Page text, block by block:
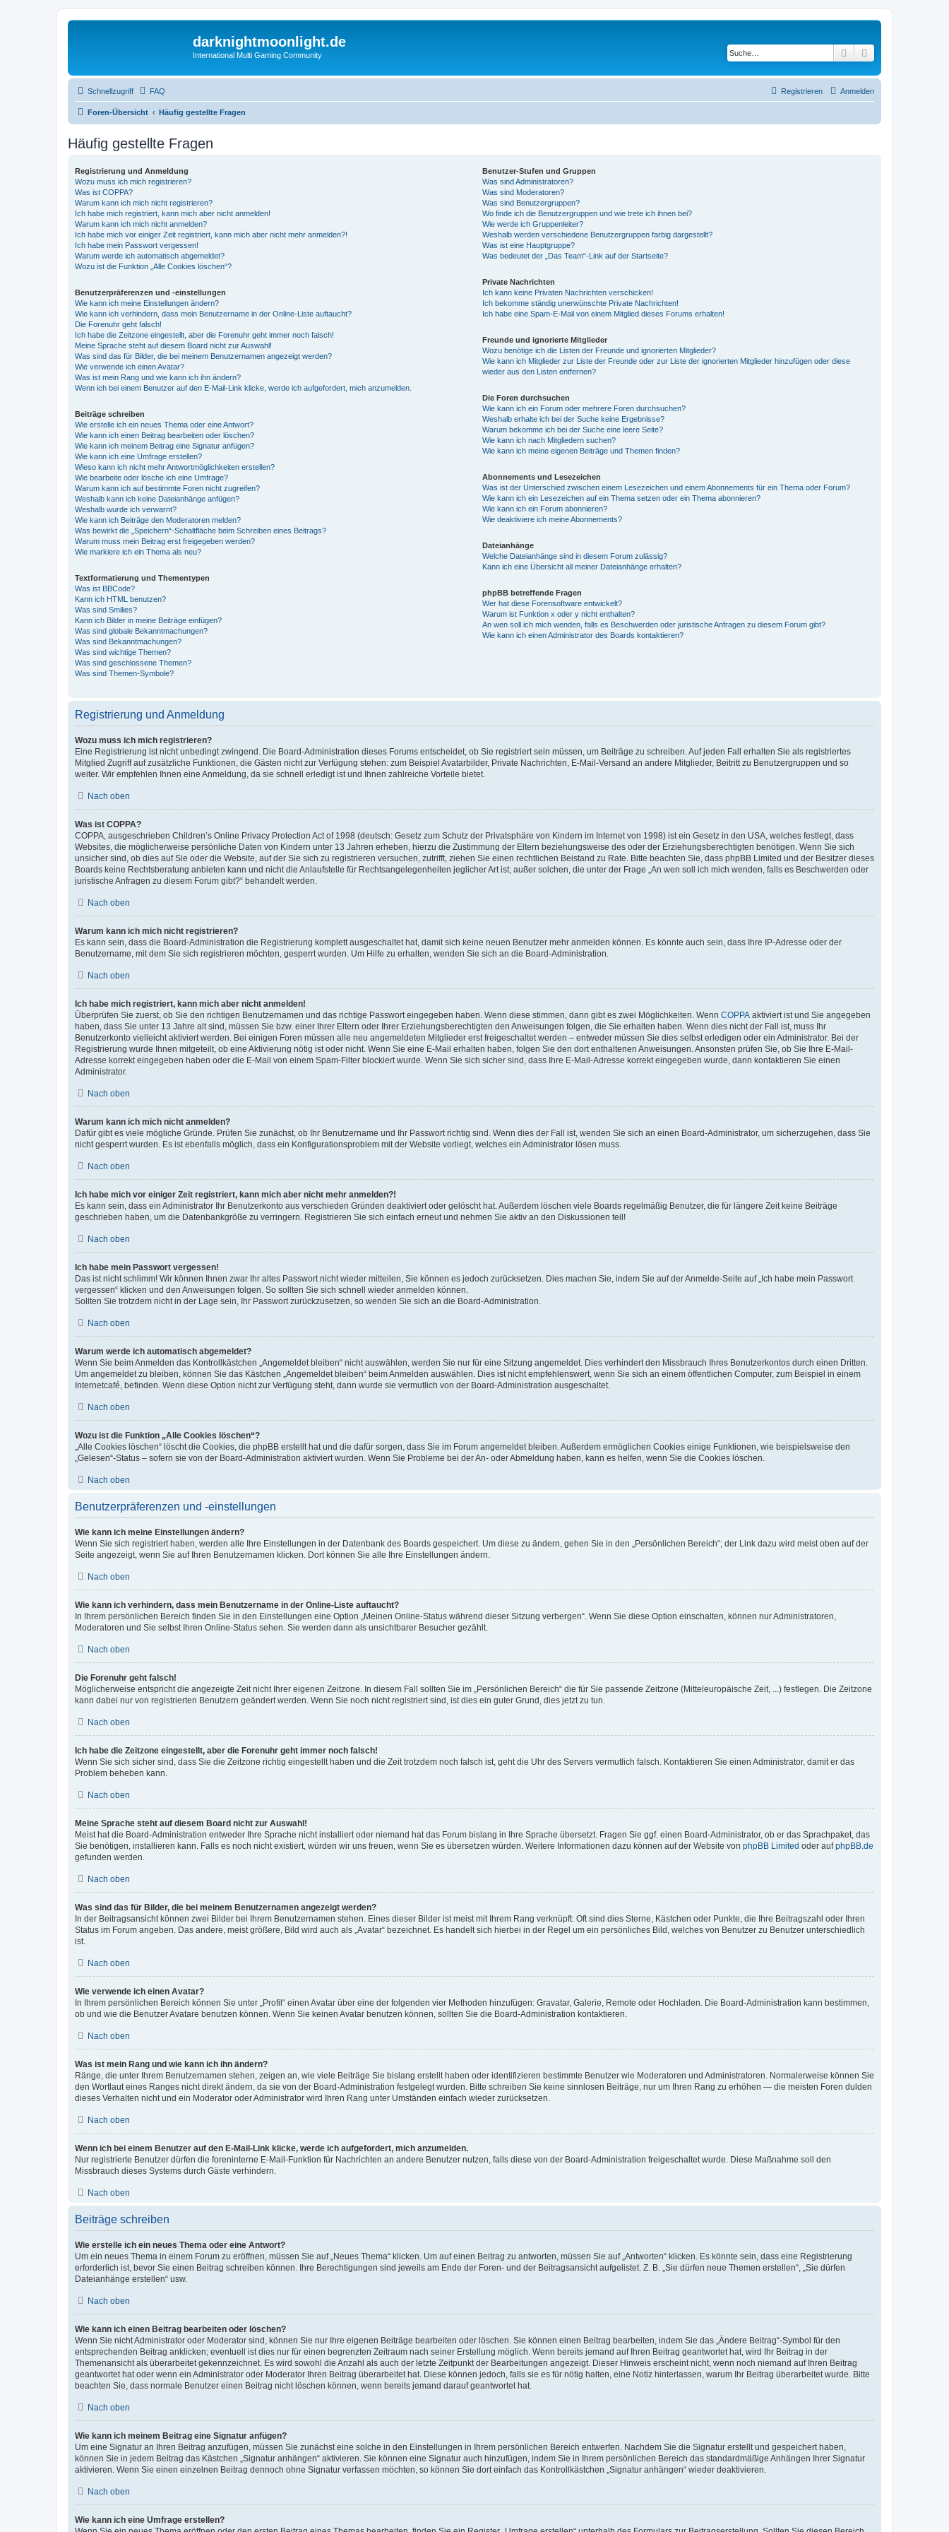
darknightmoonlight.de
International Multi Gaming Community Suche
Schnellzugriff FAQ Anmelden
Registrieren
Foren-Übersicht Häufig gestellte Fragen
Häufig gestellte Fragen
Registrierung und Anmeldung
Wozu muss ich mich registrieren?
Was ist COPPA?
Warum kann ich mich nicht registrieren?
Ich habe mich registriert, kann mich aber nicht anmelden!
Warum kann ich mich nicht anmelden?
Ich habe mich vor einiger Zeit registriert, kann mich aber nicht mehr anmelden?!
Ich habe mein Passwort vergessen!
Warum werde ich automatisch abgemeldet?
Wozu ist die Funktion „Alle Cookies löschen“?
Benutzerpräferenzen und -einstellungen
Wie kann ich meine Einstellungen ändern?
Wie kann ich verhindern, dass mein Benutzername in der Online-Liste auftaucht?
Die Forenuhr geht falsch!
Ich habe die Zeitzone eingestellt, aber die Forenuhr geht immer noch falsch!
Meine Sprache steht auf diesem Board nicht zur Auswahl!
Was sind das für Bilder, die bei meinem Benutzernamen angezeigt werden?
Wie verwende ich einen Avatar?
Was ist mein Rang und wie kann ich ihn ändern?
Wenn ich bei einem Benutzer auf den E-Mail-Link klicke, werde ich aufgefordert, mich anzumelden.
Beiträge schreiben
Wie erstelle ich ein neues Thema oder eine Antwort?
Wie kann ich einen Beitrag bearbeiten oder löschen?
Wie kann ich meinem Beitrag eine Signatur anfügen?
Wie kann ich eine Umfrage erstellen?
Wieso kann ich nicht mehr Antwortmöglichkeiten erstellen?
Wie bearbeite oder lösche ich eine Umfrage?
Warum kann ich auf bestimmte Foren nicht zugreifen?
Weshalb kann ich keine Dateianhänge anfügen?
Weshalb wurde ich verwarnt?
Wie kann ich Beiträge den Moderatoren melden?
Was bewirkt die „Speichern“-Schaltfläche beim Schreiben eines Beitrags?
Warum muss mein Beitrag erst freigegeben werden?
Wie markiere ich ein Thema als neu?
Textformatierung und Thementypen
Was ist BBCode?
Kann ich HTML benutzen?
Was sind Smilies?
Kann ich Bilder in meine Beiträge einfügen?
Was sind globale Bekanntmachungen?
Was sind Bekanntmachungen?
Was sind wichtige Themen?
Was sind geschlossene Themen?
Was sind Themen-Symbole?
Benutzer-Stufen und Gruppen
Was sind Administratoren?
Was sind Moderatoren?
Was sind Benutzergruppen?
Wo finde ich die Benutzergruppen und wie trete ich ihnen bei?
Wie werde ich Gruppenleiter?
Weshalb werden verschiedene Benutzergruppen farbig dargestellt?
Was ist eine Hauptgruppe?
Was bedeutet der „Das Team“-Link auf der Startseite?
Private Nachrichten
Ich kann keine Privaten Nachrichten verschicken!
Ich bekomme ständig unerwünschte Private Nachrichten!
Ich habe eine Spam-E-Mail von einem Mitglied dieses Forums erhalten!
Freunde und ignorierte Mitglieder
Wozu benötige ich die Listen der Freunde und ignorierten Mitglieder?
Wie kann ich Mitglieder zur Liste der Freunde oder zur Liste der ignorierten Mitglieder hinzufügen oder diese
wieder aus den Listen entfernen?
Die Foren durchsuchen
Wie kann ich ein Forum oder mehrere Foren durchsuchen?
Weshalb erhalte ich bei der Suche keine Ergebnisse?
Warum bekomme ich bei der Suche eine leere Seite?
Wie kann ich nach Mitgliedern suchen?
Wie kann ich meine eigenen Beiträge und Themen finden?
Abonnements und Lesezeichen
Was ist der Unterschied zwischen einem Lesezeichen und einem Abonnements für ein Thema oder Forum?
Wie kann ich ein Lesezeichen auf ein Thema setzen oder ein Thema abonnieren?
Wie kann ich ein Forum abonnieren?
Wie deaktiviere ich meine Abonnements?
Dateianhänge
Welche Dateianhänge sind in diesem Forum zulässig?
Kann ich eine Übersicht all meiner Dateianhänge erhalten?
phpBB betreffende Fragen
Wer hat diese Forensoftware entwickelt?
Warum ist Funktion x oder y nicht enthalten?
An wen soll ich mich wenden, falls es Beschwerden oder juristische Anfragen zu diesem Forum gibt?
Wie kann ich einen Administrator des Boards kontaktieren?
Registrierung und Anmeldung
Wozu muss ich mich registrieren?
Eine Registrierung ist nicht unbedingt zwingend. Die Board-Administration dieses Forums entscheidet, ob Sie registriert sein müssen, um Beiträge zu schreiben. Auf jeden Fall erhalten Sie als registriertes
Mitglied Zugriff auf zusätzliche Funktionen, die Gästen nicht zur Verfügung stehen: zum Beispiel Avatarbilder, Private Nachrichten, E-Mail-Versand an andere Mitglieder, Beitritt zu Benutzergruppen und so
weiter. Wir empfehlen Ihnen eine Anmeldung, da sie schnell erledigt ist und Ihnen zahlreiche Vorteile bietet.
Nach oben
Was ist COPPA?
COPPA, ausgeschrieben Children’s Online Privacy Protection Act of 1998 (deutsch: Gesetz zum Schutz der Privatsphäre von Kindern im Internet von 1998) ist ein Gesetz in den USA, welches festlegt, dass
Websites, die möglicherweise persönliche Daten von Kindern unter 13 Jahren erheben, hierzu die Zustimmung der Eltern beziehungsweise des oder der Erziehungsberechtigten benötigen. Wenn Sie sich
unsicher sind, ob dies auf Sie oder die Website, auf der Sie sich zu registrieren versuchen, zutrifft, ziehen Sie einen rechtlichen Beistand zu Rate. Bitte beachten Sie, dass phpBB Limited und der Besitzer dieses
Boards keine Rechtsberatung anbieten kann und nicht die Anlaufstelle für Rechtsangelegenheiten jeglicher Art ist; außer solchen, die unter der Frage „An wen soll ich mich wenden, falls es Beschwerden oder
juristische Anfragen zu diesem Forum gibt?“ behandelt werden.
Nach oben
Warum kann ich mich nicht registrieren?
Es kann sein, dass die Board-Administration die Registrierung komplett ausgeschaltet hat, damit sich keine neuen Benutzer mehr anmelden können. Es könnte auch sein, dass Ihre IP-Adresse oder der
Benutzername, mit dem Sie sich registrieren möchten, gesperrt wurden. Um Hilfe zu erhalten, wenden Sie sich an die Board-Administration.
Nach oben
Ich habe mich registriert, kann mich aber nicht anmelden!
Überprüfen Sie zuerst, ob Sie den richtigen Benutzernamen und das richtige Passwort eingegeben haben. Wenn diese stimmen, dann gibt es zwei Möglichkeiten. Wenn COPPA aktiviert ist und Sie angegeben
haben, dass Sie unter 13 Jahre alt sind, müssen Sie bzw. einer Ihrer Eltern oder Ihrer Erziehungsberechtigten den Anweisungen folgen, die Sie erhalten haben. Wenn dies nicht der Fall ist, muss Ihr
Benutzerkonto vielleicht aktiviert werden. Bei einigen Foren müssen alle neu angemeldeten Mitglieder erst freigeschaltet werden – entweder müssen Sie dies selbst erledigen oder ein Administrator. Bei der
Registrierung wurde Ihnen mitgeteilt, ob eine Aktivierung nötig ist oder nicht. Wenn Sie eine E-Mail erhalten haben, folgen Sie den dort enthaltenen Anweisungen. Ansonsten prüfen Sie, ob Sie Ihre E-Mail-
Adresse korrekt eingegeben haben oder die E-Mail von einem Spam-Filter blockiert wurde. Wenn Sie sich sicher sind, dass Ihre E-Mail-Adresse korrekt eingegeben wurde, dann kontaktieren Sie einen
Administrator.
Nach oben
Warum kann ich mich nicht anmelden?
Dafür gibt es viele mögliche Gründe. Prüfen Sie zunächst, ob Ihr Benutzername und Ihr Passwort richtig sind. Wenn dies der Fall ist, wenden Sie sich an einen Board-Administrator, um sicherzugehen, dass Sie
nicht gesperrt wurden. Es ist ebenfalls möglich, dass ein Konfigurationsproblem mit der Website vorliegt, welches ein Administrator lösen muss.
Nach oben
Ich habe mich vor einiger Zeit registriert, kann mich aber nicht mehr anmelden?!
Es kann sein, dass ein Administrator Ihr Benutzerkonto aus verschieden Gründen deaktiviert oder gelöscht hat. Außerdem löschen viele Boards regelmäßig Benutzer, die für längere Zeit keine Beiträge
geschrieben haben, um die Datenbankgröße zu verringern. Registrieren Sie sich einfach erneut und nehmen Sie aktiv an den Diskussionen teil!
Nach oben
Ich habe mein Passwort vergessen!
Das ist nicht schlimm! Wir können Ihnen zwar Ihr altes Passwort nicht wieder mitteilen, Sie können es jedoch zurücksetzen. Dies machen Sie, indem Sie auf der Anmelde-Seite auf „Ich habe mein Passwort
vergessen“ klicken und den Anweisungen folgen. So sollten Sie sich schnell wieder anmelden können.
Sollten Sie trotzdem nicht in der Lage sein, Ihr Passwort zurückzusetzen, so wenden Sie sich an die Board-Administration.
Nach oben
Warum werde ich automatisch abgemeldet?
Wenn Sie beim Anmelden das Kontrollkästchen „Angemeldet bleiben“ nicht auswählen, werden Sie nur für eine Sitzung angemeldet. Dies verhindert den Missbrauch Ihres Benutzerkontos durch einen Dritten.
Um angemeldet zu bleiben, können Sie das Kästchen „Angemeldet bleiben“ beim Anmelden auswählen. Dies ist nicht empfehlenswert, wenn Sie sich an einem öffentlichen Computer, zum Beispiel in einem
Internetcafé, befinden. Wenn diese Option nicht zur Verfügung steht, dann wurde sie vermutlich von der Board-Administration ausgeschaltet.
Nach oben
Wozu ist die Funktion „Alle Cookies löschen“?
„Alle Cookies löschen“ löscht die Cookies, die phpBB erstellt hat und die dafür sorgen, dass Sie im Forum angemeldet bleiben. Außerdem ermöglichen Cookies einige Funktionen, wie beispielsweise den
„Gelesen“-Status – sofern sie von der Board-Administration aktiviert wurden. Wenn Sie Probleme bei der An- oder Abmeldung haben, kann es helfen, wenn Sie die Cookies löschen.
Nach oben
Benutzerpräferenzen und -einstellungen
Wie kann ich meine Einstellungen ändern?
Wenn Sie sich registriert haben, werden alle Ihre Einstellungen in der Datenbank des Boards gespeichert. Um diese zu ändern, gehen Sie in den „Persönlichen Bereich“; der Link dazu wird meist oben auf der
Seite angezeigt, wenn Sie auf Ihren Benutzernamen klicken. Dort können Sie alle Ihre Einstellungen ändern.
Nach oben
Wie kann ich verhindern, dass mein Benutzername in der Online-Liste auftaucht?
In Ihrem persönlichen Bereich finden Sie in den Einstellungen eine Option „Meinen Online-Status während dieser Sitzung verbergen“. Wenn Sie diese Option einschalten, können nur Administratoren,
Moderatoren und Sie selbst Ihren Online-Status sehen. Sie werden dann als unsichtbarer Besucher gezählt.
Nach oben
Die Forenuhr geht falsch!
Möglicherweise entspricht die angezeigte Zeit nicht Ihrer eigenen Zeitzone. In diesem Fall sollten Sie im „Persönlichen Bereich“ die für Sie passende Zeitzone (Mitteleuropäische Zeit, ...) festlegen. Die Zeitzone
kann dabei nur von registrierten Benutzern geändert werden. Wenn Sie noch nicht registriert sind, ist dies ein guter Grund, dies jetzt zu tun.
Nach oben
Ich habe die Zeitzone eingestellt, aber die Forenuhr geht immer noch falsch!
Wenn Sie sich sicher sind, dass Sie die Zeitzone richtig eingestellt haben und die Zeit trotzdem noch falsch ist, geht die Uhr des Servers vermutlich falsch. Kontaktieren Sie einen Administrator, damit er das
Problem beheben kann.
Nach oben
Meine Sprache steht auf diesem Board nicht zur Auswahl!
Meist hat die Board-Administration entweder Ihre Sprache nicht installiert oder niemand hat das Forum bislang in Ihre Sprache übersetzt. Fragen Sie ggf. einen Board-Administrator, ob er das Sprachpaket, das
Sie benötigen, installieren kann. Falls es noch nicht existiert, würden wir uns freuen, wenn Sie es übersetzen würden. Weitere Informationen dazu können auf der Website von phpBB Limited oder aufphpBB.de
gefunden werden.
Nach oben
Was sind das für Bilder, die bei meinem Benutzernamen angezeigt werden?
In der Beitragsansicht können zwei Bilder bei Ihrem Benutzernamen stehen. Eines dieser Bilder ist meist mit Ihrem Rang verknüpft: Oft sind dies Sterne, Kästchen oder Punkte, die Ihre Beitragszahl oder Ihren
Status im Forum angeben. Das andere, meist größere, Bild wird auch als „Avatar“ bezeichnet. Es handelt sich hierbei in der Regel um ein persönliches Bild, welches von Benutzer zu Benutzer unterschiedlich
ist.
Nach oben
Wie verwende ich einen Avatar?
In Ihrem persönlichen Bereich können Sie unter „Profil“ einen Avatar über eine der folgenden vier Methoden hinzufügen: Gravatar, Galerie, Remote oder Hochladen. Die Board-Administration kann bestimmen,
ob und wie die Benutzer Avatare benutzen können. Wenn Sie keinen Avatar benutzen können, sollten Sie die Board-Administration kontaktieren.
Nach oben
Was ist mein Rang und wie kann ich ihn ändern?
Ränge, die unter Ihrem Benutzernamen stehen, zeigen an, wie viele Beiträge Sie bislang erstellt haben oder identifizieren bestimmte Benutzer wie Moderatoren und Administratoren. Normalerweise können Sie
den Wortlaut eines Ranges nicht direkt ändern, da sie von der Board-Administration festgelegt wurden. Bitte schreiben Sie keine sinnlosen Beiträge, nur um Ihren Rang zu erhöhen — die meisten Foren dulden
dieses Verhalten nicht und ein Moderator oder Administrator wird Ihren Rang unter Umständen einfach wieder zurücksetzen.
Nach oben
Wenn ich bei einem Benutzer auf den E-Mail-Link klicke, werde ich aufgefordert, mich anzumelden.
Nur registrierte Benutzer dürfen die foreninterne E-Mail-Funktion für Nachrichten an andere Benutzer nutzen, falls diese von der Board-Administration freigeschaltet wurde. Diese Maßnahme soll den
Missbrauch dieses Systems durch Gäste verhindern.
Nach oben
Beiträge schreiben
Wie erstelle ich ein neues Thema oder eine Antwort?
Um ein neues Thema in einem Forum zu eröffnen, müssen Sie auf „Neues Thema“ klicken. Um auf einen Beitrag zu antworten, müssen Sie auf „Antworten“ klicken. Es könnte sein, dass eine Registrierung
erforderlich ist, bevor Sie einen Beitrag schreiben können. Ihre Berechtigungen sind jeweils am Ende der Foren- und der Beitragsansicht aufgelistet. Z. B. „Sie dürfen neue Themen erstellen“, „Sie dürfen
Dateianhänge erstellen“ usw.
Nach oben
Wie kann ich einen Beitrag bearbeiten oder löschen?
Wenn Sie nicht Administrator oder Moderator sind, können Sie nur Ihre eigenen Beiträge bearbeiten oder löschen. Sie können einen Beitrag bearbeiten, indem Sie das „Ändere Beitrag“-Symbol für den
entsprechenden Beitrag anklicken; eventuell ist dies nur für einen begrenzten Zeitraum nach seiner Erstellung möglich. Wenn bereits jemand auf Ihren Beitrag geantwortet hat, wird Ihr Beitrag in der
Themenansicht als überarbeitet gekennzeichnet. Es wird sowohl die Anzahl als auch der letzte Zeitpunkt der Bearbeitungen angezeigt. Dieser Hinweis erscheint nicht, wenn noch niemand auf Ihren Beitrag
geantwortet hat oder wenn ein Administrator oder Moderator Ihren Beitrag überarbeitet hat. Diese können jedoch, falls sie es für nötig halten, eine Notiz hinterlassen, warum Ihr Beitrag überarbeitet wurde. Bitte
beachten Sie, dass normale Benutzer einen Beitrag nicht löschen können, wenn bereits jemand darauf geantwortet hat.
Nach oben
Wie kann ich meinem Beitrag eine Signatur anfügen?
Um eine Signatur an Ihren Beitrag anzufügen, müssen Sie zunächst eine solche in den Einstellungen in Ihrem persönlichen Bereich entwerfen. Nachdem Sie die Signatur erstellt und gespeichert haben,
können Sie in jedem Beitrag das Kästchen „Signatur anhängen“ aktivieren. Sie können eine Signatur auch hinzufügen, indem Sie in Ihrem persönlichen Bereich das standardmäßige Anhängen Ihrer Signatur
aktivieren. Wenn Sie einen einzelnen Beitrag dennoch ohne Signatur verfassen möchten, so können Sie dort einfach das Kontrollkästchen „Signatur anhängen“ wieder deaktivieren.
Nach oben
Wie kann ich eine Umfrage erstellen?